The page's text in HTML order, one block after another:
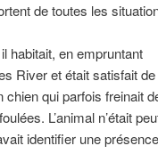
de toutes les
habitait, en empruntant
River et était satisfait
qui parfois freinait
L’animal n’était
identifier une présence